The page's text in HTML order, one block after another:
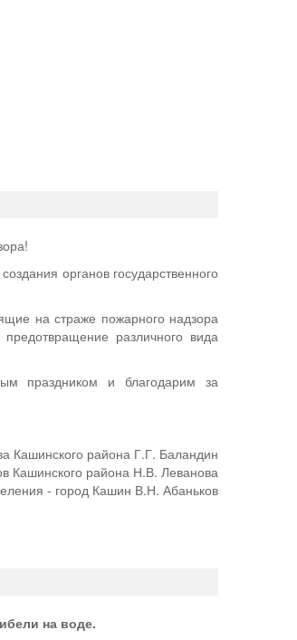
органов государственного
на страже пожарного надзора
различного вида
праздником и благодарим за
Кашинского района Г.Г. Баландин
Кашинского района Н.В. Леванова
- город Кашин В.Н. Абаньков
на воде.